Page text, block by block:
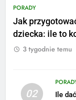
PORADY
Jak
dziecka: ile to
3 tygodnie temu
02
Ile